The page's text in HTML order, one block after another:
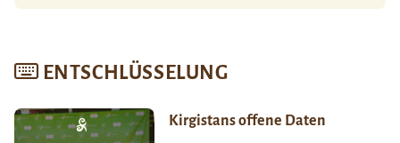
ENTSCHLÜSSELUNG
Kirgistans offene Daten